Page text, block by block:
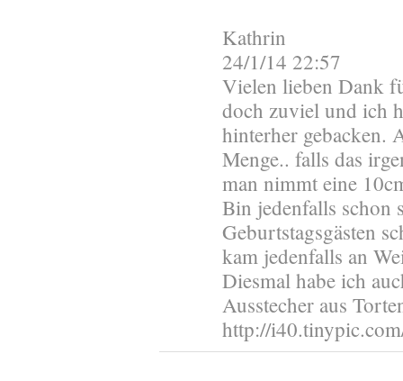
Kathrin
24/1/14 22:57
Vielen lieben Dank
doch zuviel und ich
hinterher gebacken.
Menge.. falls das
man nimmt eine
Bin jedenfalls schon
Geburtstagsgästen
kam jedenfalls an
Diesmal habe ich
Ausstecher aus
http://